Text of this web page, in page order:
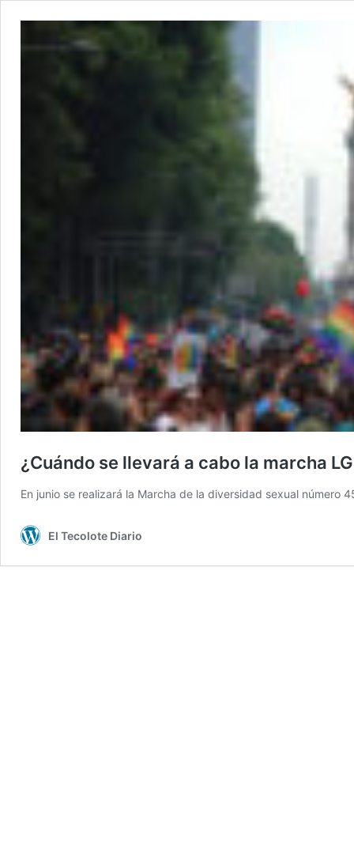
¿Cuándo se llevará a cabo la marcha
En junio se realizará la Marcha de la diversidad sexual número
El Tecolote Diario